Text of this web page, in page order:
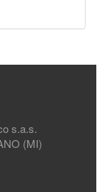
s.a.s.
(MI)